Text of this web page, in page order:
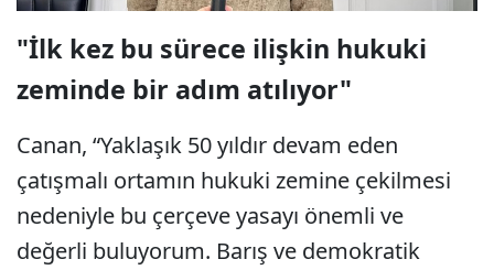
"İlk kez bu sürece ilişkin hukuki
zeminde bir adım atılıyor"
Canan, “Yaklaşık 50 yıldır devam eden
çatışmalı ortamın hukuki zemine çekilmesi
nedeniyle bu çerçeve yasayı önemli ve
değerli buluyorum. Barış ve demokratik